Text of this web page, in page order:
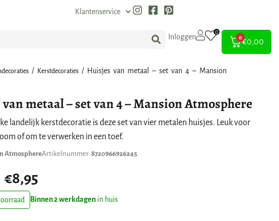
Klantenservice
Inloggen
0
0€0,00
/ Kerstdecoraties / Huisjes van metaal – set van 4 – Mansion
metaal – set van 4 – Mansion Atmosphere
landelijk kerstdecoratie is deze set van vier metalen huisjes. Leuk voor
of om te verwerken in een toef.
AtmosphereArtikelnummer:8720966926245
€8,95
Binnen 2 werkdagen in huis